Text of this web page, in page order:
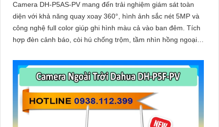
Camera DH-P5AS-PV mang đến trải nghiệm giám sát toàn
diện với khả năng quay xoay 360°, hình ảnh sắc nét 5MP và
công nghệ full color giúp ghi hình màu cả vào ban đêm. Tích
hợp đèn cảnh báo, còi hú chống trộm, tầm nhìn hồng ngoại